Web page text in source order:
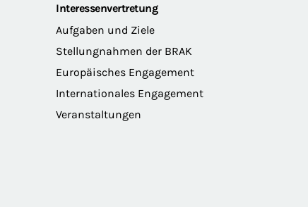
Interessenvertretung
Aufgaben und Ziele
Stellungnahmen der BRAK
Europäisches Engagement
Internationales Engagement
Veranstaltungen